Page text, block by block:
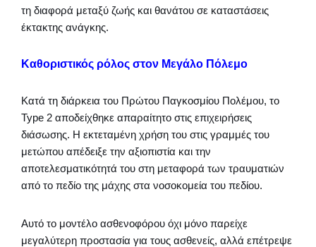
τη διαφορά μεταξύ ζωής και θανάτου σε καταστάσεις
έκτακτης ανάγκης.
Καθοριστικός ρόλος στον Μεγάλο Πόλεμο
Κατά τη διάρκεια του Πρώτου Παγκοσμίου Πολέμου, το
Type 2 αποδείχθηκε απαραίτητο στις επιχειρήσεις
διάσωσης. Η εκτεταμένη χρήση του στις γραμμές του
μετώπου απέδειξε την αξιοπιστία και την
αποτελεσματικότητά του στη μεταφορά των τραυματιών
από το πεδίο της μάχης στα νοσοκομεία του πεδίου.
Αυτό το μοντέλο ασθενοφόρου όχι μόνο παρείχε
μεγαλύτερη προστασία για τους ασθενείς, αλλά επέτρεψε